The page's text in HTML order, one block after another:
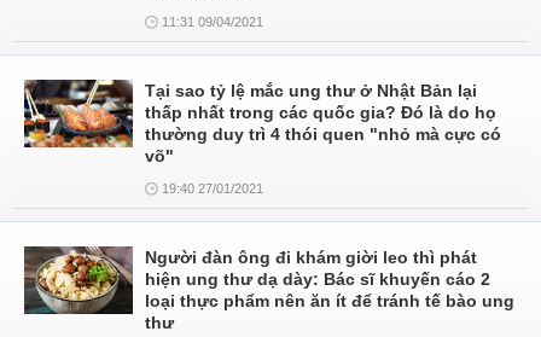
11:31 09/04/2021
Tại sao tỷ lệ mắc ung thư ở Nhật Bản lại
thấp nhất trong các quốc gia? Đó là do họ
thường duy trì 4 thói quen "nhỏ mà cực có
võ"
19:40 27/01/2021
Người đàn ông đi khám giời leo thì phát
hiện ung thư dạ dày: Bác sĩ khuyến cáo 2
loại thực phẩm nên ăn ít để tránh tế bào ung
thư